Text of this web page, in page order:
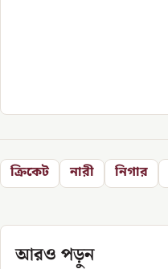
ক্রিকেট নারী নিগার
আরও পড়ুন